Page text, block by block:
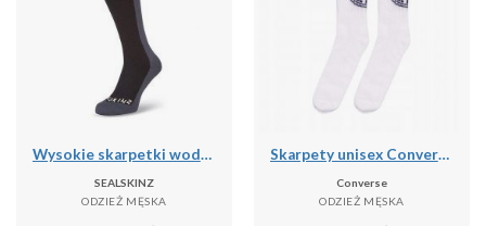
Wysokie skarpetki wodoodporne Sealskinz Worstead
SEALSKINZ
ODZIEŻ MĘSKA
Skarpety unisex Converse 2 pak
Converse
ODZIEŻ MĘSKA